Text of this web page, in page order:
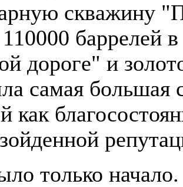
скважину
110000 баррелей
дороге" и
самая большая
как
только